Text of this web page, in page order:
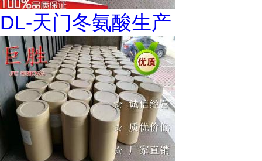
DL-天门冬氨酸生产